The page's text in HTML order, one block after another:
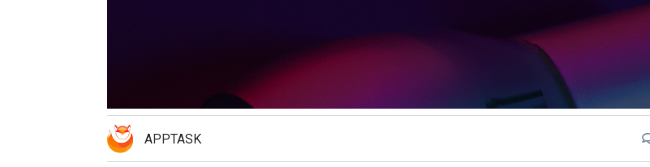
APPTASK